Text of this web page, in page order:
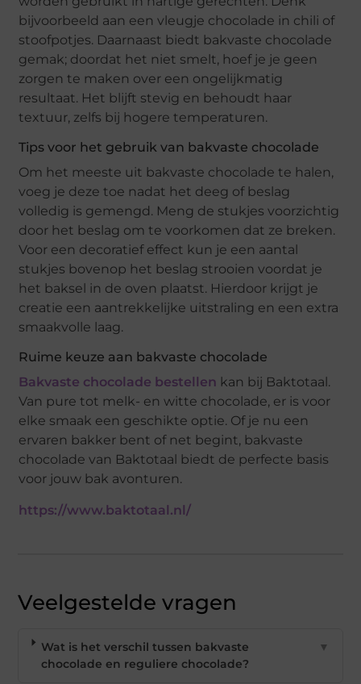
bijvoorbeeld aan een vleugje chocolade in chili of
stoofpotjes. Daarnaast biedt bakvaste chocolade
gemak; doordat het niet smelt, hoef je je geen
zorgen te maken over een ongelijkmatig
resultaat. Het blijft stevig en behoudt haar
textuur, zelfs bij hogere temperaturen.
Tips voor het gebruik van bakvaste chocolade
Om het meeste uit bakvaste chocolade te halen,
voeg je deze toe nadat het deeg of beslag
volledig is gemengd. Meng de stukjes voorzichtig
door het beslag om te voorkomen dat ze breken.
Voor een decoratief effect kun je een aantal
stukjes bovenop het beslag strooien voordat je
het baksel in de oven plaatst. Hierdoor krijgt je
creatie een aantrekkelijke uitstraling en een extra
smaakvolle laag.
Ruime keuze aan bakvaste chocolade
Bakvaste chocolade bestellen kan bij Baktotaal.
Van pure tot melk- en witte chocolade, er is voor
elke smaak een geschikte optie. Of je nu een
ervaren bakker bent of net begint, bakvaste
chocolade van Baktotaal biedt de perfecte basis
voor jouw bak avonturen.
https://www.baktotaal.nl/
Veelgestelde vragen
Wat is het verschil tussen bakvaste
chocolade en reguliere chocolade?
▼